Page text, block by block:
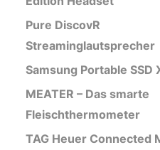
Pure DiscovR
Streaminglautsprecher
Samsung Portable SSD
MEATER – Das smarte
Fleischthermometer
TAG Heuer Connected